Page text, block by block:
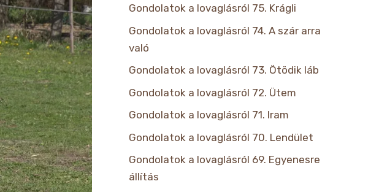
Gondolatok a lovaglásról 75. Krágli
Gondolatok a lovaglásról 74. A szár arra
való
Gondolatok a lovaglásról 73. Ötödik láb
Gondolatok a lovaglásról 72. Ütem
Gondolatok a lovaglásról 71. Iram
Gondolatok a lovaglásról 70. Lendület
Gondolatok a lovaglásról 69. Egyenesre
állítás